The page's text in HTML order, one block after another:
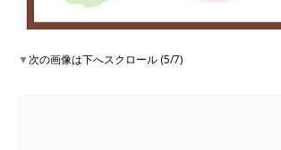
▼次の画像は下へスクロール (5/7)